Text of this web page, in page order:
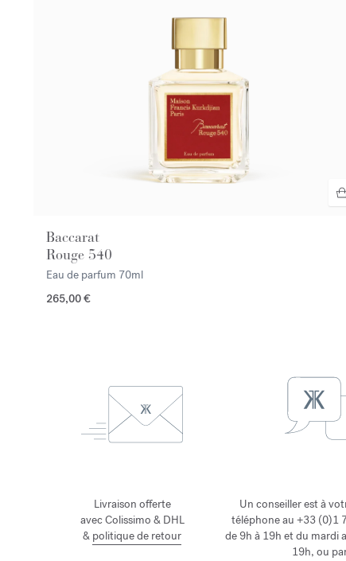
Baccarat
Rouge 540
Eau de parfum 70ml
265,00 €
Livraison offerte
avec Colissimo & DHL
& politique de retour
Un conseiller est à
téléphone au +33 (0)1
de 9h à 19h et du mardi
19h, ou